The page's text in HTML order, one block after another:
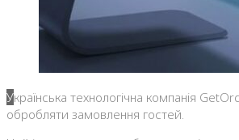
Українська технологічна компанія GetOrder оголосила про запуск свого нового продукту — GetOrder AI Operator, інтелектуального помічника, здатного автоматично приймати та
обробляти замовлення гостей.